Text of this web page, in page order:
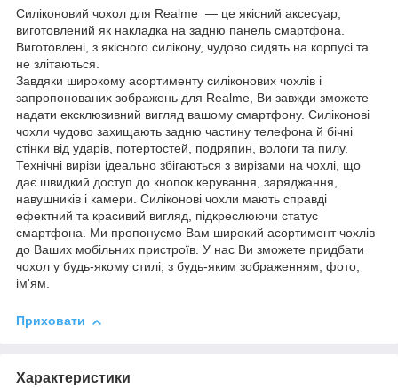
Силіконовий чохол для Realme — це якісний аксесуар,
виготовлений як накладка на задню панель смартфона.
Виготовлені, з якісного силікону, чудово сидять на корпусі та
не злітаються.
Завдяки широкому асортименту силіконових чохлів і
запропонованих зображень для Realme, Ви завжди зможете
надати ексклюзивний вигляд вашому смартфону. Силіконові
чохли чудово захищають задню частину телефона й бічні
стінки від ударів, потертостей, подряпин, вологи та пилу.
Технічні вирізи ідеально збігаються з вирізами на чохлі, що
дає швидкий доступ до кнопок керування, заряджання,
навушників і камери. Силіконові чохли мають справді
ефектний та красивий вигляд, підкреслюючи статус
смартфона. Ми пропонуємо Вам широкий асортимент чохлів
до Ваших мобільних пристроїв. У нас Ви зможете придбати
чохол у будь-якому стилі, з будь-яким зображенням, фото,
ім'ям.
Приховати
Характеристики